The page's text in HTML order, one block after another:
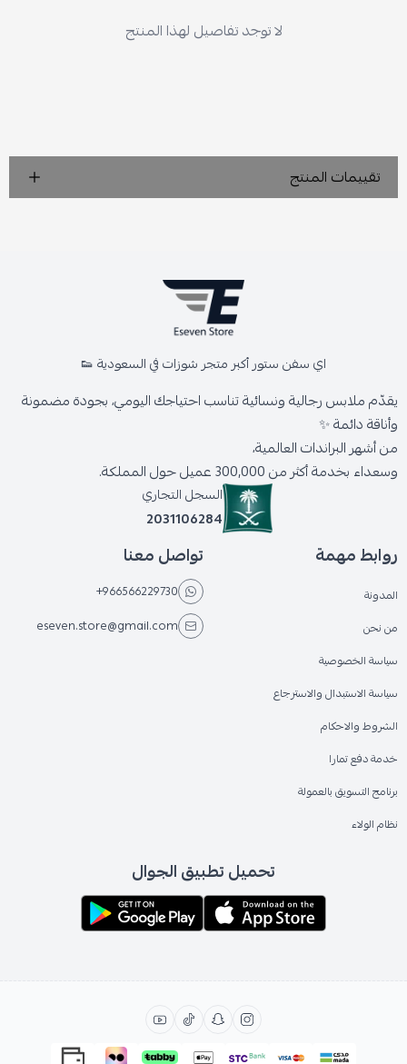
لا توجد تفاصيل لهذا المنتج
تقييمات المنتج
اي سفن ستور أكبر متجر شوزات في السعودية 👟
يقدّم ملابس رجالية ونسائية تناسب احتياجك اليومي، بجودة مضمونة
وأناقة دائمة ✨
من أشهر البراندات العالمية،
وسعداء بخدمة أكثر من 300,000 عميل حول المملكة.
السجل التجاري
2031106284
روابط مهمة
المدونة
من نحن
سياسة الخصوصية
سياسة الاستبدال والاسترجاع
الشروط والاحكام
خدمة دفع تمارا
برنامج التسويق بالعمولة
نظام الولاء
تواصل معنا
+966566229730
eseven.store@gmail.com
تحميل تطبيق الجوال